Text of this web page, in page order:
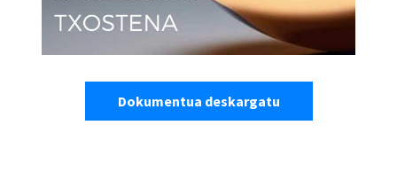
Dokumentua deskargatu